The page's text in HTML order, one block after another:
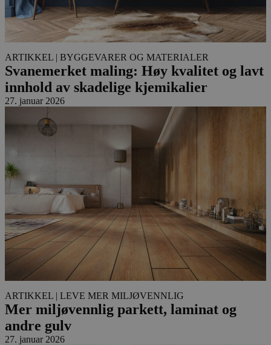
ARTIKKEL | BYGGEVARER OG MATERIALER
Svanemerket maling: Høy kvalitet og lavt
innhold av skadelige kjemikalier
27. januar 2026
ARTIKKEL | LEVE MER MILJØVENNLIG
Mer miljøvennlig parkett, laminat og
andre gulv
27. januar 2026